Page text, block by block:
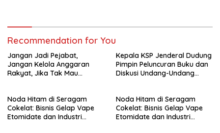
Recommendation for You
Jangan Jadi Pejabat,
Jangan Kelola Anggaran
Rakyat, Jika Tak Mau
Kepala KSP Jenderal Dudung
Pimpin Peluncuran Buku dan
Diskusi Undang-Undang
Noda Hitam di Seragam
Cokelat: Bisnis Gelap Vape
Etomidate dan Industri
Noda Hitam di Seragam
Cokelat: Bisnis Gelap Vape
Etomidate dan Industri